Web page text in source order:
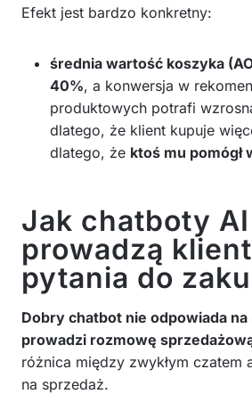
Efekt jest bardzo konkretny:
średnia wartość koszyka
40%, a konwersja w
produktowych potrafi
dlatego, że klient kupuje
dlatego, że ktoś mu pomógł
Jak chatboty AI
prowadzą
pytania do
Dobry chatbot nie odpowiada na
prowadzi rozmowę
różnica między zwykłym czatem
na sprzedaż.